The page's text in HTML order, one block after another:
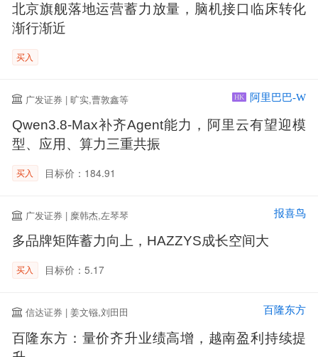
北京旗舰落地运营蓄力放量，脑机接口临床转化
渐行渐近
买入
广发证券 | 旷实,曹敦鑫等 HK 阿里巴巴-W
Qwen3.8-Max补齐Agent能力，阿里云有望迎模
型、应用、算力三重共振
买入 目标价：184.91
广发证券 | 糜韩杰,左琴琴 报喜鸟
多品牌矩阵蓄力向上，HAZZYS成长空间大
买入 目标价：5.17
信达证券 | 姜文镪,刘田田 百隆东方
百隆东方：量价齐升业绩高增，越南盈利持续提